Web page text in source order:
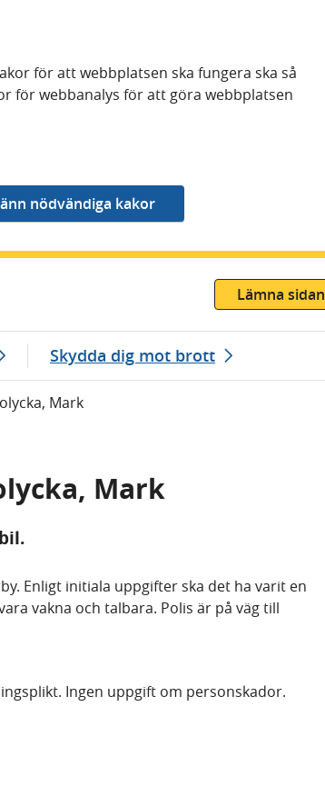
för att webbplatsen ska fungera ska så
för webbanalys för att göra webbplatsen
Lämna sidan
Skydda dig mot brott
Mark
Mark
Enligt initiala uppgifter ska det ha varit en
vakna och talbara. Polis är på väg till
Ingen uppgift om personskador.